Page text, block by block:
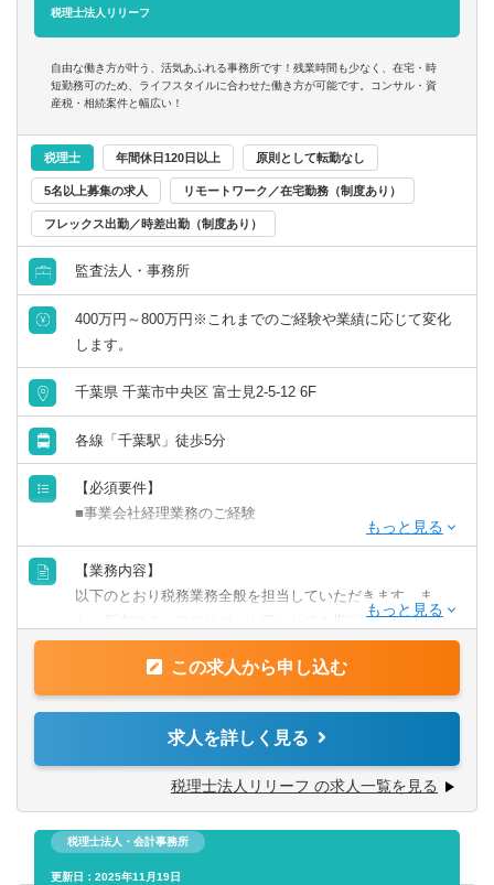
マネーフォワード、freee、弥生、達人、TKC
※その他お客様や職員の要望により導入する可能性あり
税理士法人リリーフ
自由な働き方が叶う、活気あふれる事務所です！残業時間も少なく、在宅・時
短勤務可のため、ライフスタイルに合わせた働き方が可能です。コンサル・資
産税・相続案件と幅広い！
税理士 年間休日120日以上 原則として転勤なし
5名以上募集の求人 リモートワーク／在宅勤務（制度あり）
フレックス出勤／時差出勤（制度あり）
監査法人・事務所
400万円～800万円※これまでのご経験や業績に応じて変化
します。
千葉県 千葉市中央区 富士見2-5-12 6F
各線「千葉駅」徒歩5分
【必須要件】
■事業会社経理業務のご経験
【歓迎要件】
■後輩指導（マネジメント）のご経験
【求める人物像】
税理士事務所での仕事をお客様に対する「サービス」とし
■コツコツ努力できる
■明るい、人と話すのが好き、事務作業が好き、数字にこだ
わる
■ゆくゆくは経営層として活躍していきたいという意欲をお
持ちの方
【業務内容】
以下のとおり税務業務全般を担当していただきます。ま
た、所内スタッフのサポート役としても期待しておりま
【具体的には】
業務は多岐に渡り、コンサルティング業務（30～50件程
チャレンジ意欲のある方には、やってみたい業務を積極的
にお任せ致します！
■資産税業務
■各種申告書作成、確定申告業務
この求人から申し込む
求人を詳しく見る
税理士法人リリーフ の求人一覧を見る
税理士法人・会計事務所
更新日：2025年11月19日
管理職求人
オンライン面接／WEB面接（実績あり）
語学
英語力を活かす
中国語を活かす